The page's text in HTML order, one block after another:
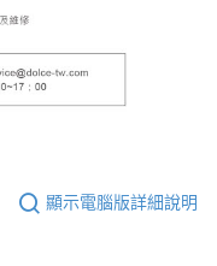
顯示電腦版詳細說明